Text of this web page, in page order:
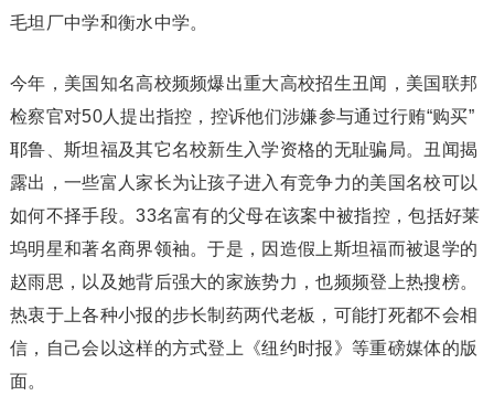
毛坦厂中学和衡水中学。
今年，美国知名高校频频爆出重大高校招生丑闻，美国联邦
检察官对50人提出指控，控诉他们涉嫌参与通过行贿“购买”
耶鲁、斯坦福及其它名校新生入学资格的无耻骗局。丑闻揭
露出，一些富人家长为让孩子进入有竞争力的美国名校可以
如何不择手段。33名富有的父母在该案中被指控，包括好莱
坞明星和著名商界领袖。于是，因造假上斯坦福而被退学的
赵雨思，以及她背后强大的家族势力，也频频登上热搜榜。
热衷于上各种小报的步长制药两代老板，可能打死都不会相
信，自己会以这样的方式登上《纽约时报》等重磅媒体的版
面。